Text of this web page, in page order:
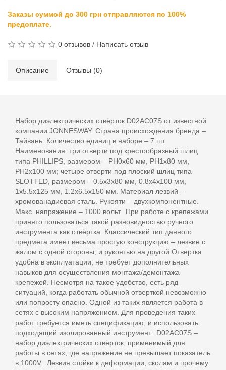
Заказы суммой до 300 грн отправляются по 100%
предоплате.
0 отзывов / Написать отзыв
Описание Отзывы (0)
Набор диэлектрических отвёрток D02AC07S от известной
компании JONNESWAY. Страна происхождения бренда –
Тайвань. Количество единиц в наборе – 7 шт.
Наименования: три отверти под крестообразный шлиц
типа PHILLIPS, размером – PH0х60 мм, PH1х80 мм,
PH2х100 мм; четыре отверти под плоский шлиц типа
SLOTTED, размером – 0.5х3х80 мм, 0.8х4х100 мм,
1х5.5х125 мм, 1.2х6.5х150 мм. Материал лезвий –
хромованадиевая сталь. Рукояти – двухкомпонентные.
Макс. напряжение – 1000 вольт. При работе с крепежами
принято пользоваться такой разновидностью ручного
инструмента как отвёртка. Классический тип данного
предмета имеет весьма простую конструкцию – лезвие с
жалом с одной стороны, и рукоятью на другой.Отвертка
удобна в эксплуатации, не требует дополнительных
навыков для осуществления монтажа/демонтажа
крепежей. Несмотря на такое удобство, есть ряд
ситуаций, когда работать обычной отверткой невозможно
или попросту опасно. Одной из таких является работа в
сетях с высоким напряжением. Для проведения таких
работ требуется иметь спецификацию, и использовать
подходящий изолированный инструмент. D02AC07S –
набор диэлектрических отвёрток, применимый для
работы в сетях, где напряжение не превышает показатель
в 1000V. Лезвия стойки к деформации, сколам и прочему